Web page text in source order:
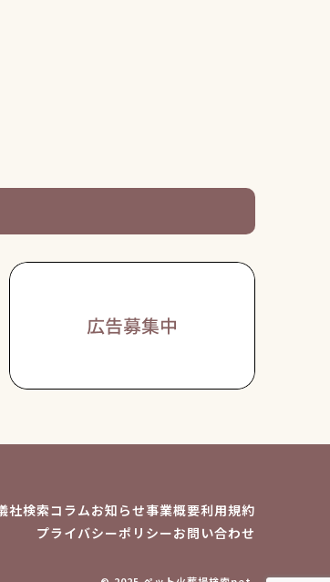
社検索コラムお知らせ事業概要利用規約
プライバシーポリシーお問い合わせ